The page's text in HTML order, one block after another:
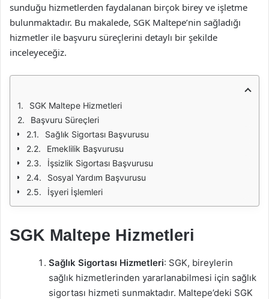
sunduğu hizmetlerden faydalanan birçok birey ve işletme
bulunmaktadır. Bu makalede, SGK Maltepe’nin sağladığı
hizmetler ile başvuru süreçlerini detaylı bir şekilde
inceleyeceğiz.
SGK Maltepe Hizmetleri
Başvuru Süreçleri
Sağlık Sigortası Başvurusu
Emeklilik Başvurusu
İşsizlik Sigortası Başvurusu
Sosyal Yardım Başvurusu
İşyeri İşlemleri
SGK Maltepe Hizmetleri
Sağlık Sigortası Hizmetleri: SGK, bireylerin
sağlık hizmetlerinden yararlanabilmesi için sağlık
sigortası hizmeti sunmaktadır. Maltepe’deki SGK